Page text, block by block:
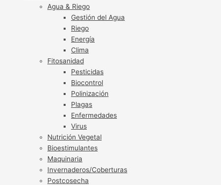
Agua & Riego
Gestión del Agua
Riego
Energía
Clima
Fitosanidad
Pesticidas
Biocontrol
Polinización
Plagas
Enfermedades
Virus
Nutrición Vegetal
Bioestimulantes
Maquinaria
Invernaderos/Coberturas
Postcosecha